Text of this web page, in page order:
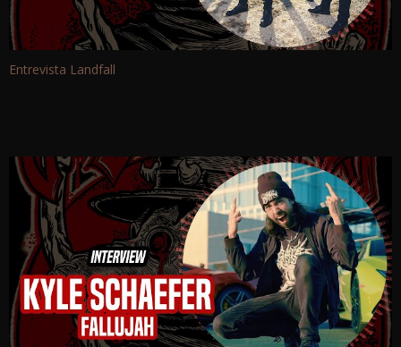
Entrevista Landfall